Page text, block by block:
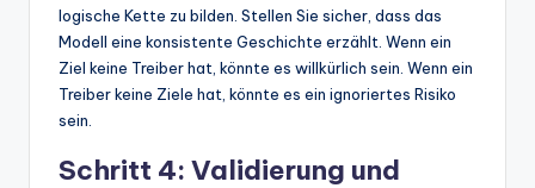
logische Kette zu bilden. Stellen Sie sicher, dass das
Modell eine konsistente Geschichte erzählt. Wenn ein
Ziel keine Treiber hat, könnte es willkürlich sein. Wenn ein
Treiber keine Ziele hat, könnte es ein ignoriertes Risiko
sein.
Schritt 4: Validierung und